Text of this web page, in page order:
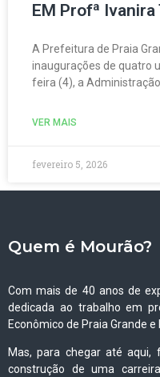
EM Profª
A Prefeitura de Praia
inaugurações de quatro
feira (4), a
VER MAIS
fevereiro 5, 2026
Quem é Mourão?
Com mais de 40 anos de
dedicada ao trabalho em
Econômico de Praia Grande e
Mas, para chegar até aqui,
construção de uma